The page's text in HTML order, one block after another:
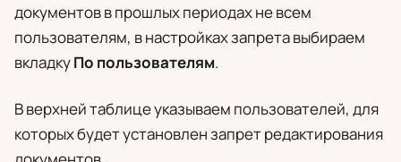
документов в прошлых периодах не всем
пользователям, в настройках запрета выбираем
вкладкуПо пользователям.
В верхней таблице указываем пользователей, для
которых будет установлен запрет редактирования